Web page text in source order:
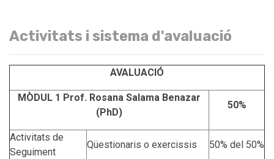
Activitats i sistema d'avaluació
AVALUACIÓ
MÒDUL 1 Prof. Rosana Salama Benazar
(PhD)
50%
Activitats de
Seguiment
Qüestionaris o exercissis 50% del 50%